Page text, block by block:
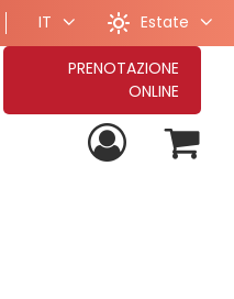
IT Estate
PRENOTAZIONE
ONLINE